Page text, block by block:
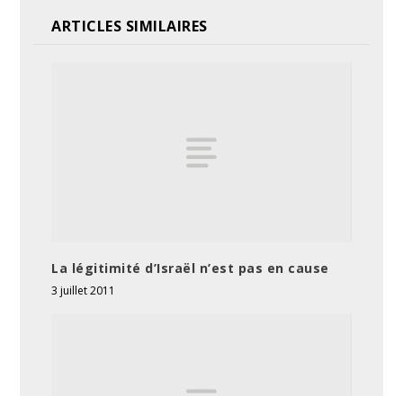
ARTICLES SIMILAIRES
La légitimité d’Israël n’est pas en cause
3 juillet 2011